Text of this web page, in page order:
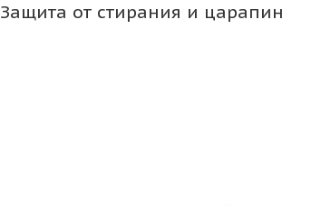
Защита от стирания и царапин